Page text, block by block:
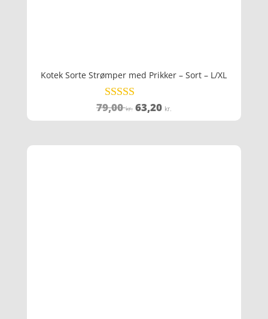
Kotek Sorte Strømper med Prikker – Sort – L/XL
Vurderet
3.8
79,00kr. Den
oprindelige
63,20 kr.
aktuelle